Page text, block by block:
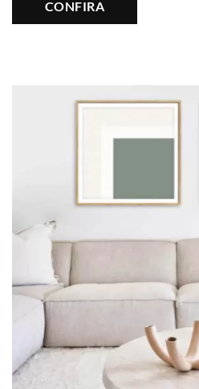
CONFIRA